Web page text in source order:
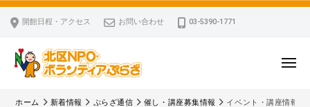
コ
開館日程・アクセス お問い合わせ 03-5390-1771
メ
ー
ホーム 新着情報 ぷらざ通信 催し・講座募集情報 イベント・講座情報（
区
N
O
・
ー